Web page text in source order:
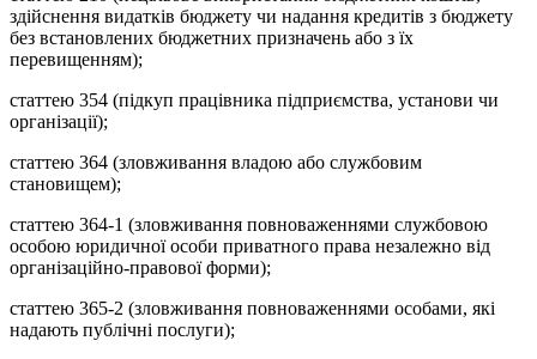
здійснення видатків бюджету чи надання кредитів з бюджету
без встановлених бюджетних призначень або з їх
перевищенням);
статтею 354 (підкуп працівника підприємства, установи чи
організації);
статтею 364 (зловживання владою або службовим
становищем);
статтею 364-1 (зловживання повноваженнями службовою
особою юридичної особи приватного права незалежно від
організаційно-правової форми);
статтею 365-2 (зловживання повноваженнями особами, які
надають публічні послуги);